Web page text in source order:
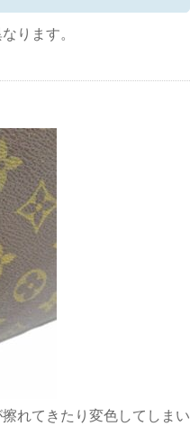
ります。
れてきたり変色してしまい